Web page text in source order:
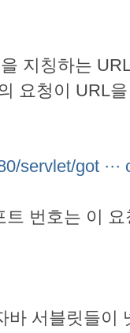
지칭하는
요청이 URL
servlet/got ···
트 번호는 이
바 서블릿들이